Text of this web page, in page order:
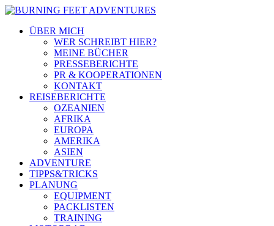
ÜBER MICH
WER SCHREIBT HIER?
MEINE BÜCHER
PRESSEBERICHTE
PR & KOOPERATIONEN
KONTAKT
REISEBERICHTE
OZEANIEN
AFRIKA
EUROPA
AMERIKA
ASIEN
ADVENTURE
TIPPS&TRICKS
PLANUNG
EQUIPMENT
PACKLISTEN
TRAINING